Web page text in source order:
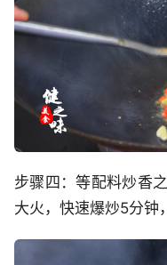
步骤四：等配料炒香
大火，快速爆炒5分钟